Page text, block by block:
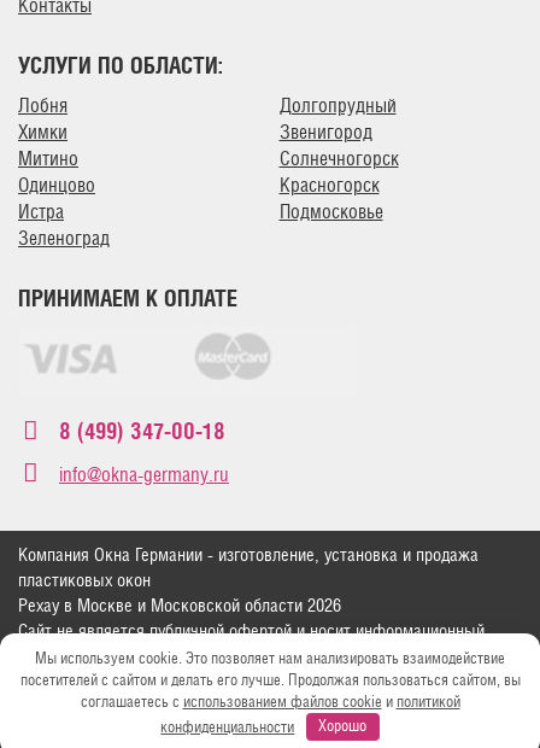
Контакты
УСЛУГИ ПО ОБЛАСТИ:
Лобня
Химки
Митино
Одинцово
Истра
Зеленоград
Долгопрудный
Звенигород
Солнечногорск
Красногорск
Подмосковье
ПРИНИМАЕМ К ОПЛАТЕ
8 (499) 347-00-18
info@okna-germany.ru
Компания Окна Германии - изготовление, установка и продажа
пластиковых окон
Рехау в Москве и Московской области 2026
Сайт не является публичной офертой и носит информационный
характер
Политика конфиденциальности
Москва, ул. Свободы д.29
Зеленоград, Георгиевский проспект, 33А, к4
Мы используем cookie. Это позволяет нам анализировать взаимодействие
посетителей с сайтом и делать его лучше. Продолжая пользоваться сайтом, вы
соглашаетесь с использованием файлов cookie и политикой
конфиденциальности
Хорошо